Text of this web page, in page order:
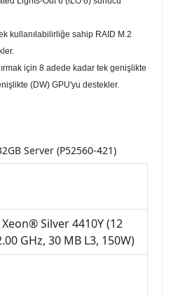
kullanılabilirliğe sahip RAID M.2
için 8 adede kadar tek genişlikte
(DW) GPU'yu destekler.
Server (P52560-421)
Silver 4410Y (12
GHz, 30 MB L3, 150W)